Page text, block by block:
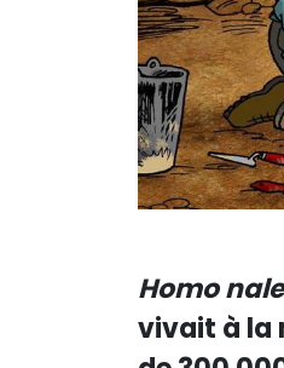
Homo
vivait à la